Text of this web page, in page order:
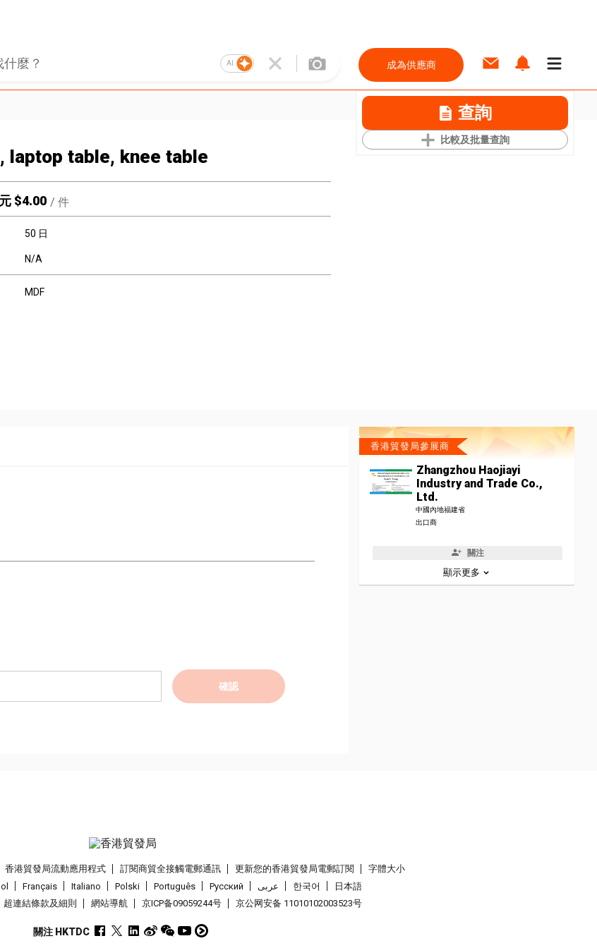
AI 成為供應商
查詢
比較及批量查詢
laptop table, knee table
$4.00 / 件
50 日
N/A
MDF
確認
香港貿發局參展商
Zhangzhou Haojiayi
Industry and Trade Co.,
Ltd.
中國內地福建省
出口商
關注
顯示更多
香港貿發局流動應用程式 訂閱商貿全接觸電郵通訊 更新您的香港貿發局電郵訂閱
字體大小
Français Italiano Polski Português Pусский عربى 한국어
日本語
超連結條款及細則 網站導航 京ICP备09059244号 京公网安备 11010102003523号
關注 HKTDC